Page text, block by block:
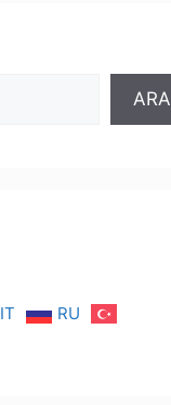
ARA
IT
RU